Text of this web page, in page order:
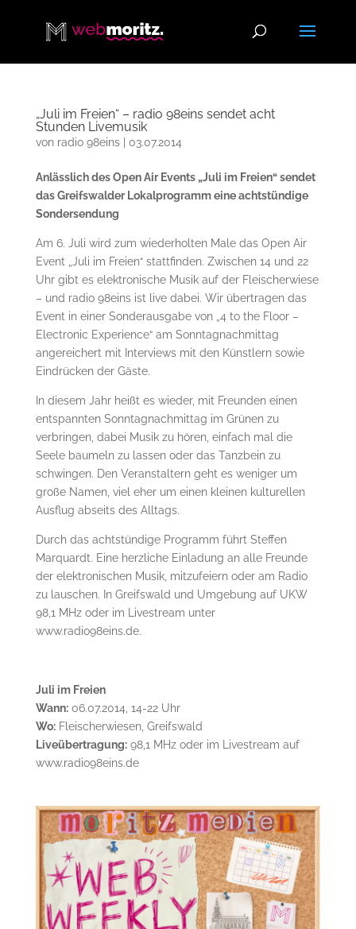
„Juli im Freien“ – radio 98eins sendet acht
Stunden Livemusik
von radio 98eins| 03.07.2014
Anlässlich des Open Air Events „Juli im Freien“ sendet
das Greifswalder Lokalprogramm eine achtstündige
Sondersendung
Am 6. Juli wird zum wiederholten Male das Open Air
Event „Juli im Freien“ stattfinden. Zwischen 14 und 22
Uhr gibt es elektronische Musik auf der Fleischerwiese
– und radio 98eins ist live dabei. Wir übertragen das
Event in einer Sonderausgabe von „4 to the Floor –
Electronic Experience“ am Sonntagnachmittag
angereichert mit Interviews mit den Künstlern sowie
Eindrücken der Gäste.
In diesem Jahr heißt es wieder, mit Freunden einen
entspannten Sonntagnachmittag im Grünen zu
verbringen, dabei Musik zu hören, einfach mal die
Seele baumeln zu lassen oder das Tanzbein zu
schwingen. Den Veranstaltern geht es weniger um
große Namen, viel eher um einen kleinen kulturellen
Ausflug abseits des Alltags.
Durch das achtstündige Programm führt Steffen
Marquardt. Eine herzliche Einladung an alle Freunde
der elektronischen Musik, mitzufeiern oder am Radio
zu lauschen. In Greifswald und Umgebung auf UKW
98,1 MHz oder im Livestream unter
www.radio98eins.de.
Juli im Freien
Wann:06.07.2014, 14-22 Uhr
Wo:Fleischerwiesen, Greifswald
Liveübertragung:98,1 MHz oder im Livestream auf
www.radio98eins.de